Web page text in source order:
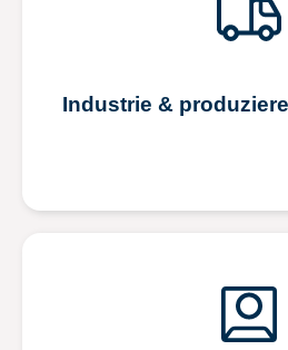
Industrie &